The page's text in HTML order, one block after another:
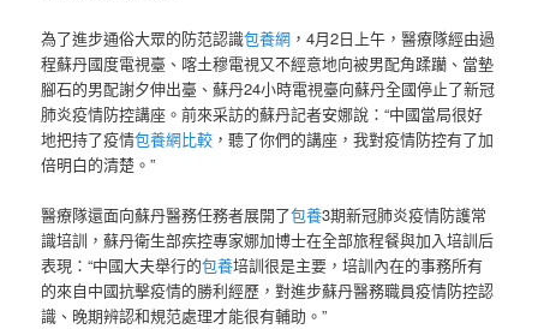
為了進步通俗大眾的防范認識包養網 ，4月2日上午，醫療隊經由過
程蘇丹國度電視臺、喀土穆電視又不經意地向被男配角蹂躪、當墊
腳石的男配謝夕伸出臺、蘇丹24小時電視臺向蘇丹全國停止了新冠
肺炎疫情防控講座。前來采訪的蘇丹記者安娜說：“中國當局很好
地把持了疫情包養網比較 ，聽了你們的講座，我對疫情防控有了加
倍明白的清楚。”
醫療隊還面向蘇丹醫務任務者展開了包養3期新冠肺炎疫情防護常
識培訓，蘇丹衛生部疾控專家娜加博士在全部旅程餐與加入培訓后
表現：“中國大夫舉行的包養培訓很是主要，培訓內在的事務所有
的來自中國抗擊疫情的勝利經歷，對進步蘇丹醫務職員疫情防控認
識、晚期辨認和規范處理才能很有輔助。”